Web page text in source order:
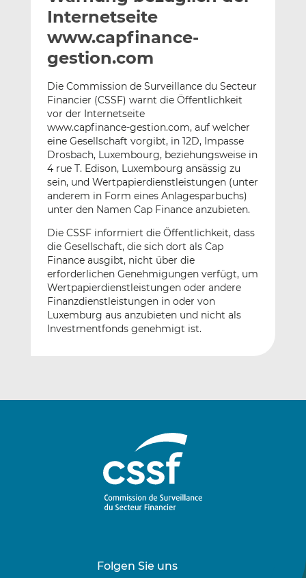
l
a
n
n
k
e
d
n
t
e
i
l
e
n
c
e
b
k
t
i
l
e
n
Internetseite
www.capfinance-
gestion.com
Die Commission de Surveillance du Secteur
Financier (CSSF) warnt die Öffentlichkeit
vor der Internetseite
www.capfinance-gestion.com, auf welcher
eine Gesellschaft vorgibt, in 12D, Impasse
Drosbach, Luxembourg, beziehungsweise in
4 rue T. Edison, Luxembourg ansässig zu
sein, und Wertpapierdienstleistungen (unter
anderem in Form eines Anlagesparbuchs)
unter den Namen Cap Finance anzubieten.
Die CSSF informiert die Öffentlichkeit, dass
die Gesellschaft, die sich dort als Cap
Finance ausgibt, nicht über die
erforderlichen Genehmigungen verfügt, um
Wertpapierdienstleistungen oder andere
Finanzdienstleistungen in oder von
Luxemburg aus anzubieten und nicht als
Investmentfonds genehmigt ist.
Folgen Sie uns